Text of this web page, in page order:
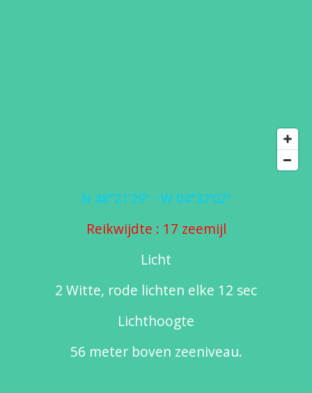
N 48°21'29" - W 04°32'02"
Reikwijdte : 17 zeemijl
Licht
2 Witte, rode lichten elke 12 sec
Lichthoogte
56 meter boven zeeniveau.